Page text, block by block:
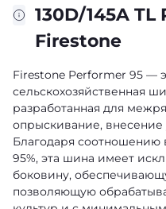
130D/145A TL
Firestone
Firestone Performer 95 —
сельскохозяйственная
разработанная для
опрыскивание,
Благодаря
95%, эта шина имеет
боковину,
позволяющую